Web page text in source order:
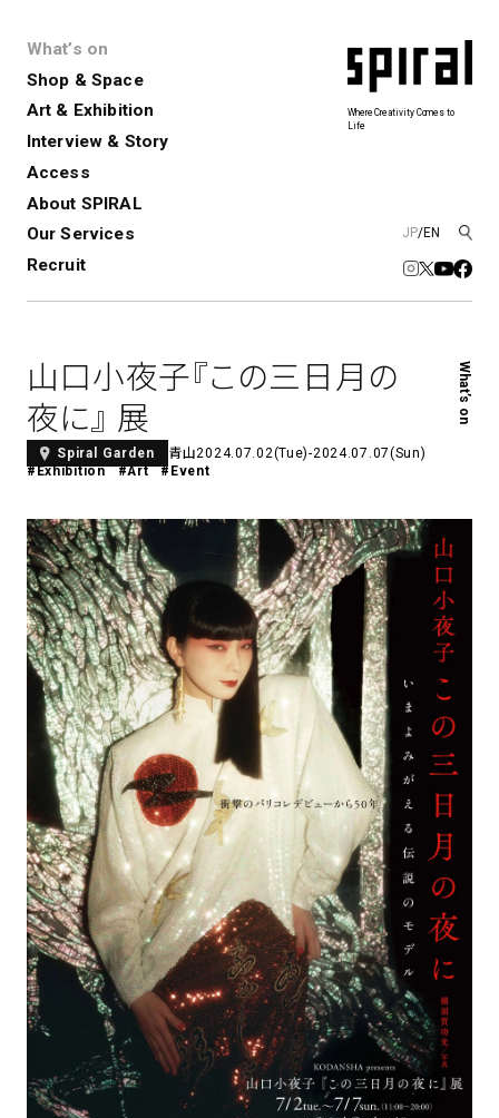
What’s on
Shop & Space
Art & Exhibition
Interview & Story
Access
About SPIRAL
Our Services
Recruit
JP/EN
Where Creativity Comes to
Life
Spiral
Spiral Market6
アトレ吉祥寺
KITTE丸の内
⼆⼦⽟川 Dogwood Plaza
横浜赤レンガ倉庫
ルクア⼤阪
Spiral Hall
Nail Salon4
Spiral Nail Salon 青山
Spiral Nail Salon NEWoMan
⾼輪
naila 横浜ランドマーク
naila 大宮そごう
Café3
Spiral Café 青山
Spiral Garden 福岡ワンビル
CAFE AALTO 新丸ビル
Spiral Rendezvous
Store1
Spiral Rendezvous Store
グランスタ東京店
Others 3
spiral art gallery 名古屋
松坂屋
MoN Park Cafe by Spiral
Exhibition
展覧会やイベント
演劇やダンス、ライブ公演、イベント
Art Projects
アートプロジェクト・イベント
とした公募展形式のアートフェスティ
Spiral Schole
スパイラルが推進するエデュケーシ
ョンプログラム
Spiral Print Collection
スパイラルが提案するオリジナルプ
リント作品
SPIRALのご紹介
Spiral Annual Report プレスリリース
採用情報 お問い合わせ
レンタルスペース
コンサルティング 商品開発
新卒採用
アルバイト・その他
山口小夜子『この三日月の
夜に』 展
Spiral Garden 青山2024.07.02(Tue)-2024.07.07(Sun)
#Exhibition
#Art #Event
What’s on